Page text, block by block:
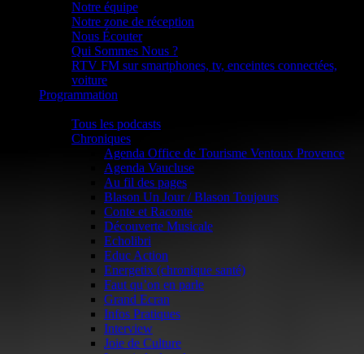
Notre équipe
Notre zone de réception
Nous Écouter
Qui Sommes Nous ?
RTV FM sur smartphones, tv, enceintes connectées,
voiture
Programmation
Tous les podcasts
Chroniques
Agenda Office de Tourisme Ventoux Provence
Agenda Vaucluse
Au fil des pages
Blason Un Jour / Blason Toujours
Conte et Raconte
Découverte Musicale
Echolibri
Educ Action
Energetix (chronique santé)
Faut qu’on en parle
Grand Ecran
Infos Pratiques
Interview
Joie de Culture